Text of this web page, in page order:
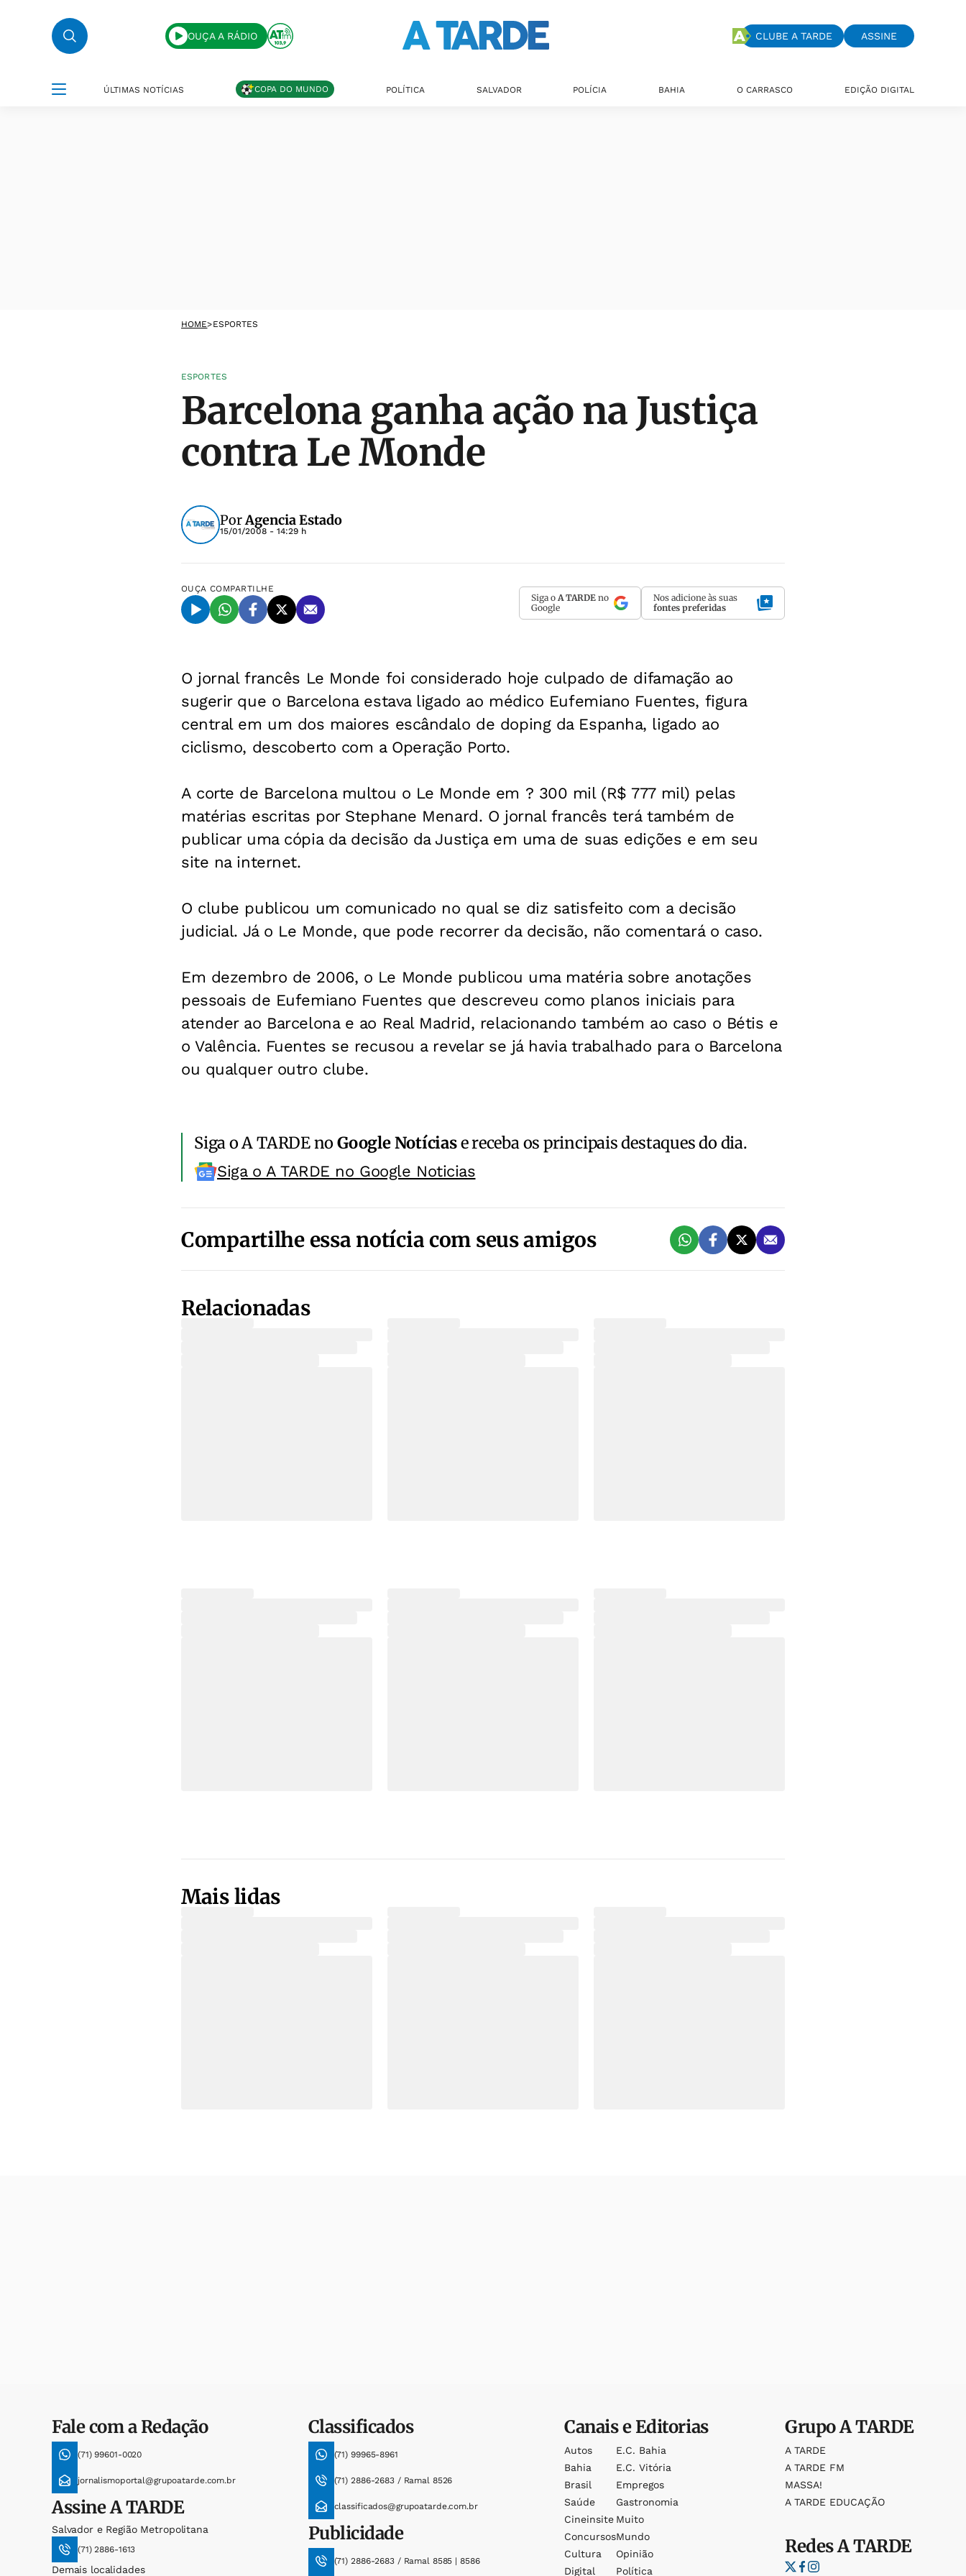
OUÇA A RÁDIO CLUBE A TARDE ASSINE
ÚLTIMAS NOTÍCIAS COPA DO MUNDO POLÍTICA SALVADOR POLÍCIA BAHIA O CARRASCO EDIÇÃO DIGITAL
HOME>ESPORTES
ESPORTES
Barcelona ganha ação na Justiça
contra Le Monde
PorAgencia Estado
15/01/2008 - 14:29 h
OUÇA COMPARTILHE
Siga o A TARDE no
Google
Nos adicione às suas
fontes preferidas
O jornal francês Le Monde foi considerado hoje culpado de difamação ao
sugerir que o Barcelona estava ligado ao médico Eufemiano Fuentes, figura
central em um dos maiores escândalo de doping da Espanha, ligado ao
ciclismo, descoberto com a Operação Porto.
A corte de Barcelona multou o Le Monde em ? 300 mil (R$ 777 mil) pelas
matérias escritas por Stephane Menard. O jornal francês terá também de
publicar uma cópia da decisão da Justiça em uma de suas edições e em seu
site na internet.
O clube publicou um comunicado no qual se diz satisfeito com a decisão
judicial. Já o Le Monde, que pode recorrer da decisão, não comentará o caso.
Em dezembro de 2006, o Le Monde publicou uma matéria sobre anotações
pessoais de Eufemiano Fuentes que descreveu como planos iniciais para
atender ao Barcelona e ao Real Madrid, relacionando também ao caso o Bétis e
o Valência. Fuentes se recusou a revelar se já havia trabalhado para o Barcelona
ou qualquer outro clube.
Siga o A TARDE noGoogle Notíciase receba os principais destaques do dia.
Siga o A TARDE no Google Noticias
Compartilhe essa notícia com seus amigos
Relacionadas
Mais lidas
Fale com a Redação
(71) 99601-0020
jornalismoportal@grupoatarde.com.br
AssineA TARDE
Salvador e Região Metropolitana
(71) 2886-1613
Demais localidades
Classificados
(71) 99965-8961
(71) 2886-2683 / Ramal 8526
classificados@grupoatarde.com.br
Publicidade
(71) 2886-2683 / Ramal 8585 | 8586
Canais e Editorias
Autos
Bahia
Brasil
Saúde
Cineinsite
Concursos
Cultura
Digital
E.c. Bahia
E.c. Vitória
Empregos
Gastronomia
Muito
Mundo
Opinião
Política
GrupoA TARDE
A TARDE
A TARDE FM
MASSA!
A TARDE EDUCAÇÃO
RedesA TARDE